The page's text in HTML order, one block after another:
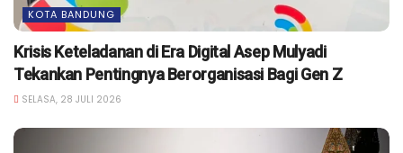
KOTA BANDUNG
Krisis Keteladanan di Era Digital Asep Mulyadi
Tekankan Pentingnya Berorganisasi Bagi Gen Z
SELASA, 28 JULI 2026